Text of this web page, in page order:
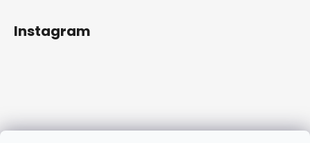
Instagram